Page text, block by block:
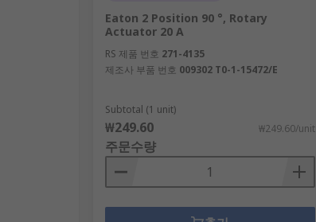
Eaton 2 Position 90 °, Rotary
Actuator 20 A
RS 제품 번호 271-4135
제조사 부품 번호 009302 T0-1-15472/E
Subtotal (1 unit)
₩249.60 ₩249.60/unit
주문수량